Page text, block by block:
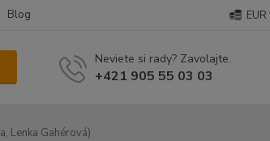
Blog EUR
Neviete si rady? Zavolajte.
+421 905 55 03 03
Lenka Gahérová)